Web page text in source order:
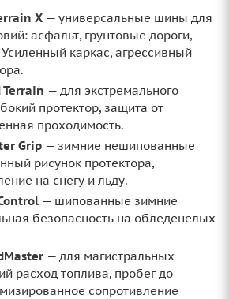
X — универсальные шины для
асфальт, грунтовые дороги,
каркас, агрессивный
Terrain — для экстремального
протектор, защита от
проходимость.
Grip — зимние нешипованные
рисунок протектора,
на снегу и льду.
— шипованные зимние
безопасность на обледенелых
— для магистральных
расход топлива, пробег до
сопротивление